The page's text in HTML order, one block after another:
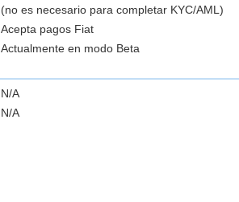
(no es necesario para completar KYC/AML)
Acepta pagos Fiat
Actualmente en modo Beta
N/A
N/A